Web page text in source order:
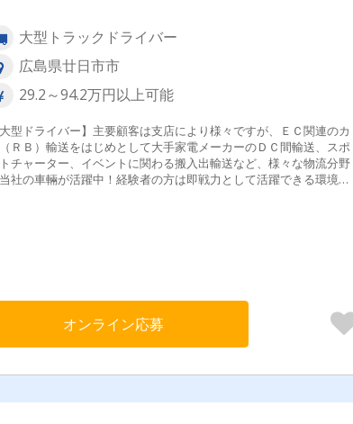
大型トラックドライバー
広島県廿日市市
29.2～94.2万円以上可能
型ドライバー】主要顧客は支店により様々ですが、ＥＣ関連のカ
ＲＢ）輸送をはじめとして大手家電メーカーのＤＣ間輸送、スポ
チャーター、イベントに関わる搬入出輸送など、様々な物流分野
社の車輛が活躍中！経験者の方は即戦力として活躍できる環境を
て参ります。＼ポイント／★ゆとりのある配車スケジュールを組
います。★カゴ/パレットを用いた輸送スタイルへの移行を進めて
す。★豊富な案件がございますので、希望、スキル、経験に応じ
任せできます。★配送先が初めての場所でも先輩・内勤者がサポ
するので安心してください。
オンライン応募